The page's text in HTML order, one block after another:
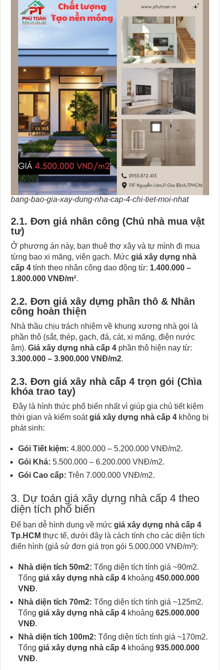
bang-bao-gia-xay-dung-nha-cap-4-chi-tiet-moi-nhat
2.1. Đơn giá nhân công (Chủ nhà mua vật
tư)
Ở phương án này, bạn thuê thợ xây và tự mình đi mua
từng bao xi măng, viên gạch. Mứcgiá xây dựng nhà
cấp 4 tính theo nhân công dao động từ: 1.400.000 –
1.800.000 VNĐ/m².
2.2. Đơn giá xây dựng phần thô & Nhân
công hoàn thiện
Nhà thầu chịu trách nhiệm về khung xương nhà gọi là
phần thô (sắt, thép, gạch, đá, cát, xi măng, điện nước
âm).Giá xây dựng nhà cấp 4 phần thô hiện nay từ:
3.300.000 – 3.900.000 VNĐ/m2.
2.3. Đơn giá xây nhà cấp 4 trọn gói (Chìa
khóa trao tay)
Đây là hình thức phổ biến nhất vì giúp gia chủ tiết kiệm
thời gian và kiểm soátgiá xây dựng nhà cấp 4 không bị
phát sinh:
Gói Tiết kiệm: 4.800.000 – 5.200.000 VNĐ/m2.
Gói Khá: 5.500.000 – 6.200.000 VNĐ/m2.
Gói Cao cấp: Trên 7.000.000 VNĐ/m2.
3. Dự toán giá xây dựng nhà cấp 4 theo
diện tích phổ biến
Để bạn dễ hình dung về mứcgiá xây dựng nhà cấp 4
Tp.HCM thực tế, dưới đây là cách tính cho các diện tích
điển hình (giả sử đơn giá trọn gói 5.000.000 VNĐ/m²):
Nhà diện tích 50m2: Tổng diện tích tính giá ~90m2.
Tổnggiá xây dựng nhà cấp 4 khoảng450.000.000
VNĐ.
Nhà diện tích 70m2: Tổng diện tích tính giá ~125m2.
Tổnggiá xây dựng nhà cấp 4 khoảng625.000.000
VNĐ.
Nhà diện tích 100m2: Tổng diện tích tính giá ~170m2.
Tổnggiá xây dựng nhà cấp 4 khoảng935.000.000
VNĐ.